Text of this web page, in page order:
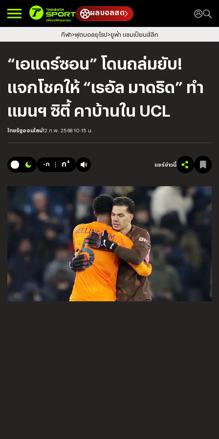
ผลบอลสด
กีฬา ฟุตบอลยุโรป ยูฟ่า แชมเปียนส์ลีก
“เอแดร์ซอน” โดนถล่มยับ!
แจกโชคให้ “เรอัล มาดริด” ทำ
แมนฯ ซิตี้ คาบ้านใน UCL
ไทยรัฐออนไลน์12 ก.พ. 2568 10:15 น.
-ก ก+ แชร์ข่าวนี้